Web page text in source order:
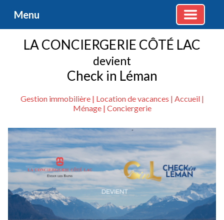
Menu
LA CONCIERGERIE CÔTÉ LAC
devient
Check in Léman
Gestion immobilière | Location de vacances | Accueil |
Ménage | Conciergerie